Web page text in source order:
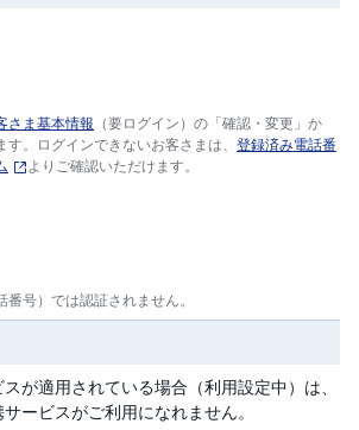
さま基本情報 （要ログイン）の「確認・変更」か
。ログインできないお客さまは、 登録済み電話番
よりご確認いただけます。
号）では認証されません。
が適用されている場合（利用設定中）は、
ービスがご利用になれません。